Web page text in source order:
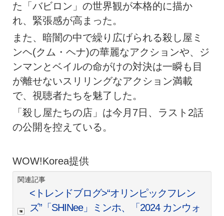
た「バビロン」の世界観が本格的に描か
れ、緊張感が高まった。
また、暗闇の中で繰り広げられる殺し屋ミ
ンヘ(クム・ヘナ)の華麗なアクションや、ジ
ンマンとベイルの命がけの対決は一瞬も目
が離せないスリリングなアクション満載
で、視聴者たちを魅了した。
「殺し屋たちの店」は今月7日、ラスト2話
の公開を控えている。
WOW!Korea提供
関連記事
<トレンドブログ>“オリンピックフレン
ズ”「SHINee」ミンホ、「2024 カンウォ